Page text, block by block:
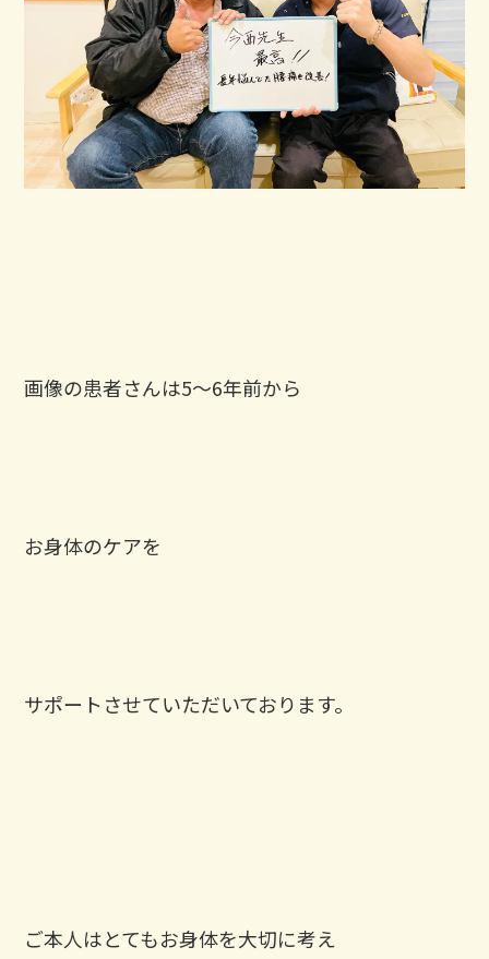
画像の患者さんは5〜6年前から
お身体のケアを
サポートさせていただいております。
ご本人はとてもお身体を大切に考え